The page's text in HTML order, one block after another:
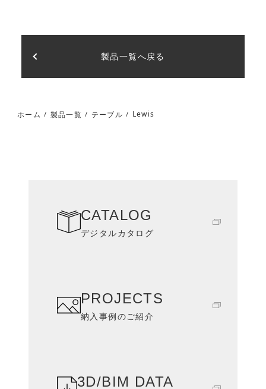
製品一覧へ戻る
ホーム / 製品一覧 / テーブル / Lewis
CATALOG
デジタルカタログ
PROJECTS
納入事例のご紹介
3D/BIM DATA